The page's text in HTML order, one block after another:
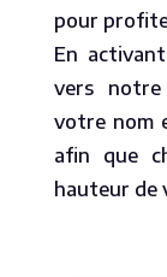
pour
En
vers
votre nom
afin que
hauteur de